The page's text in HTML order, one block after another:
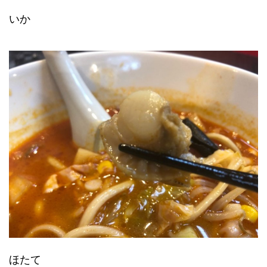
いか
ほたて